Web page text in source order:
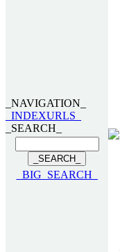
_NAVIGATION_
_INDEXURLS_
_SEARCH_
_BIG_SEARCH_